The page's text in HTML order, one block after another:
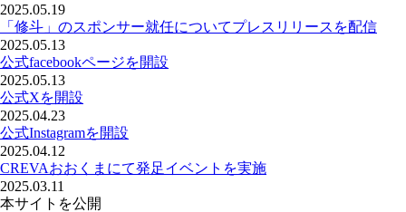
2025.05.19
「修斗」のスポンサー就任についてプレスリリースを配信
2025.05.13
公式facebookページを開設
2025.05.13
公式Xを開設
2025.04.23
公式Instagramを開設
2025.04.12
CREVAおおくまにて発足イベントを実施
2025.03.11
本サイトを公開